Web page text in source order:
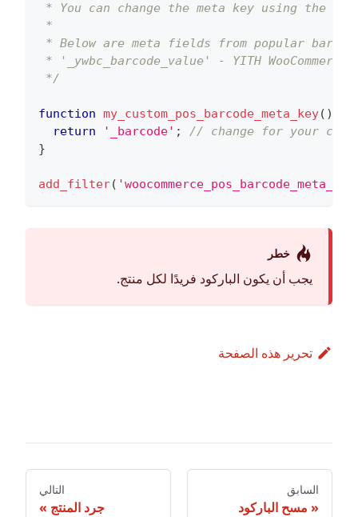
* You can change the meta key using the
*
* Below are meta fields from popular
* '_ywbc_barcode_value' - YITH WooCommerce
*/
function my_custom_pos_barcode_meta_key( )
return
'_barcode' ;
// change for your
}
add_filter(
خطر
يجب أن يكون الباركود فريدًا لكل منتج.
تحرير هذه الصفحة
السابق
مسح الباركود
التالي
جرد المنتج